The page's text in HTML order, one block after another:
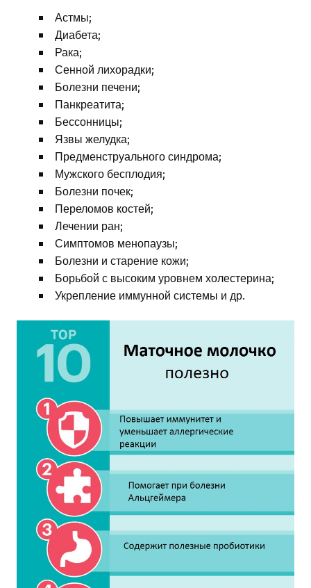
Астмы;
Диабета;
Рака;
Сенной лихорадки;
Болезни печени;
Панкреатита;
Бессонницы;
Язвы желудка;
Предменструального синдрома;
Мужского бесплодия;
Болезни почек;
Переломов костей;
Лечении ран;
Симптомов менопаузы;
Болезни и старение кожи;
Борьбой с высоким уровнем холестерина;
Укрепление иммунной системы и др.